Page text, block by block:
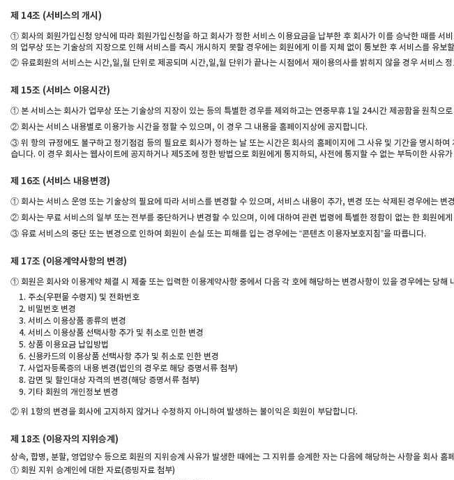
제 14조 (서비스의 개시)
① 회사의 회원가입신청 양식에 따라 회원가입신청을 하고 회사가 정한 서비스 이용요금을 납부한 후 회사가 이를 승낙한 때를
의 업무상 또는 기술상의 지장으로 인해 서비스를 즉시 개시하지 못할 경우에는 회원에게 이를 지체 없이 통보한 후 서비스를 유보
② 유료회원의 서비스는 시간,일,월 단위로 제공되며 시간,일,월 단위가 끝나는 시점에서 재이용의사를 밝히지 않을 경우 서비스
제 15조 (서비스 이용시간)
① 본 서비스는 회사가 업무상 또는 기술상의 지장이 있는 등의 특별한 경우를 제외하고는 연중무휴 1일 24시간 제공함을 원칙으
② 회사는 서비스 내용별로 이용가능 시간을 정할 수 있으며, 이 경우 그 내용을 홈페이지상에 공지합니다.
③ 위 항의 규정에도 불구하고 정기점검 등의 필요로 회사가 정하는 날 또는 시간은 회사의 홈페이지에 그 사유 및 기간을 명시하
습니다. 이 경우 회사는 웹사이트에 공지하거나 제5조에 정한 방법으로 회원에게 통지하되, 사전에 통지할 수 없는 부득이한 사유
제 16조 (서비스 내용변경)
① 회사는 서비스 운영 또는 기술상의 필요에 따라 서비스를 변경할 수 있으며, 서비스 내용이 추가, 변경 또는 삭제된 경우에는
② 회사는 무료 서비스의 일부 또는 전부를 중단하거나 변경할 수 있으며, 이에 대하여 관련 법령에 특별한 정함이 없는 한 회원에
③ 유료 서비스의 중단 또는 변경으로 인하여 회원이 손실 또는 피해를 입는 경우에는 “콘텐츠 이용자보호지침”을 따릅니다.
제 17조 (이용계약사항의 변경)
① 회원은 회사와 이용계약 체결 시 제출 또는 입력한 이용계약사항 중에서 다음 각 호에 해당하는 변경사항이 있을 경우에는 당
주소(우편물 수령지) 및 전화번호
비밀번호 변경
서비스 이용상품 종류의 변경
서비스 이용상품 선택사항 추가 및 취소로 인한 변경
상품 이용요금 납입방법
신용카드의 이용상품 선택사항 추가 및 취소로 인한 변경
사업자등록증의 내용 변경(법인의 경우로 해당 증명서류 첨부)
감면 및 할인대상 자격의 변경(해당 증명서류 첨부)
기타 회원의 개인정보 변경
② 위 1항의 변경을 회사에 고지하지 않거나 수정하지 아니하여 발생하는 불이익은 회원이 부담합니다.
제 18조 (이용자의 지위승계)
상속, 합병, 분할, 영업양수 등으로 회원의 지위승계 사유가 발생한 때에는 그 지위를 승계한 자는 다음에 해당하는 사항을 회사 홈
① 회원 지위 승계인에 대한 자료(증빙자료 첨부)